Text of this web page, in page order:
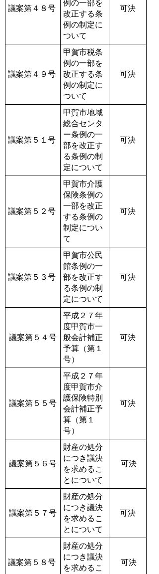
議案第４８号
例の一部を
改正する条
例の制定に
ついて
可決
議案第４９号
甲賀市税条
例の一部を
改正する条
例の制定に
ついて
可決
議案第５１号
甲賀市地域
総合センタ
ー条例の一
部を改正す
る条例の制
定について
可決
議案第５２号
甲賀市介護
保険条例の
一部を改正
する条例の
制定につい
て
可決
議案第５３号
甲賀市公民
館条例の一
部を改正す
る条例の制
定について
可決
議案第５４号
平成２７年
度甲賀市一
般会計補正
予算（第１
号）
可決
議案第５５号
平成２７年
度甲賀市介
護保険特別
会計補正予
算（第１
号）
可決
議案第５６号
財産の処分
につき議決
を求めるこ
とについて
可決
議案第５７号
財産の処分
につき議決
を求めるこ
とについて
可決
議案第５８号
財産の処分
につき議決
を求めるこ
可決